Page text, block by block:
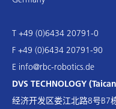
T +49 (0)6434 20791-0
F +49 (0)6434 20791-90
E info@rbc-robotics.de
DVS TECHNOLOGY
经济开发区娄江北路8号B7